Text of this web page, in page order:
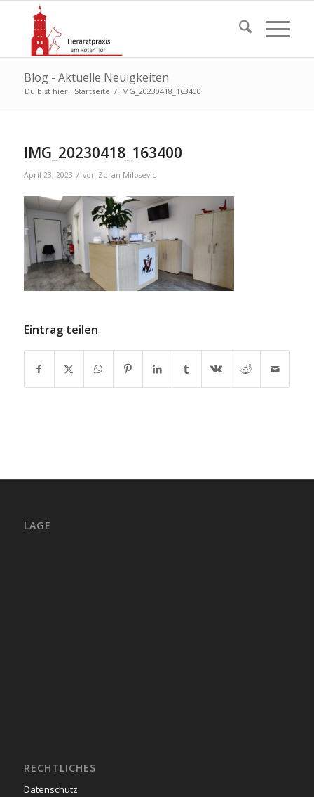
Blog - Aktuelle Neuigkeiten
Du bist hier: Startseite / IMG_20230418_163400
IMG_20230418_163400
April 23, 2023 / von Zoran Milosevic
Eintrag teilen
LAGE
RECHTLICHES
Datenschutz